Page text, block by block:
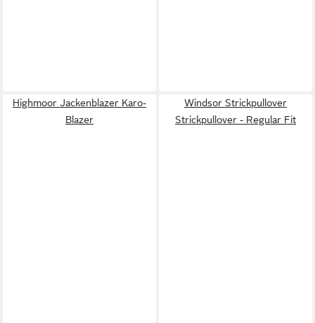
Highmoor Jackenblazer Karo-
Blazer
Windsor Strickpullover
Strickpullover - Regular Fit